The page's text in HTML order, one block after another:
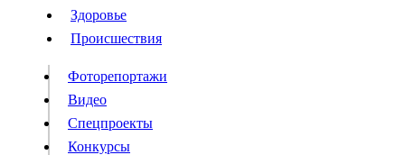
Происшествия
Видео
Конкурсы
Здоровье
Происшествия
Фоторепортажи
Видео
Спецпроекты
Конкурсы